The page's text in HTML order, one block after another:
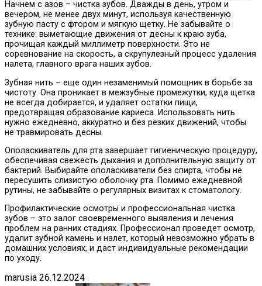
Начнем с азов – чистка зубов. Дважды в день, утром и
вечером, не менее двух минут, используя качественную
зубную пасту с фтором и мягкую щетку. Не забывайте о
технике: выметающие движения от десны к краю зуба,
прочищая каждый миллиметр поверхности. Это не
соревнование на скорость, а скрупулезный процесс удаления
налета, главного врага наших зубов.
Зубная нить – еще один незаменимый помощник в борьбе за
чистоту. Она проникает в межзубные промежутки, куда щетка
не всегда добирается, и удаляет остатки пищи,
предотвращая образование кариеса. Использовать нить
нужно ежедневно, аккуратно и без резких движений, чтобы
не травмировать десны.
Ополаскиватель для рта завершает гигиеническую процедуру,
обеспечивая свежесть дыхания и дополнительную защиту от
бактерий. Выбирайте ополаскиватели без спирта, чтобы не
пересушить слизистую оболочку рта. Помимо ежедневной
рутины, не забывайте о регулярных визитах к стоматологу.
Профилактические осмотры и профессиональная чистка
зубов – это залог своевременного выявления и лечения
проблем на ранних стадиях. Профессионал проведет осмотр,
удалит зубной камень и налет, который невозможно убрать в
домашних условиях, и даст индивидуальные рекомендации
по уходу.
marusia 26.12.2024